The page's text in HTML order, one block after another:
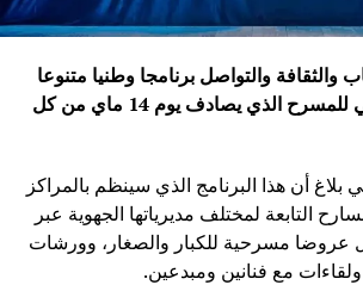
والتواصل برنامجا وطنيا متنوعا
احتفاء باليوم الوطني للمسرح الذي يصادف يوم 14 ماي من كل
أن هذا البرنامج الذي سينظم بالمراكز
التابعة لمختلف مديرياتها الجهوية عبر
عروضا مسرحية للكبار والصغار، وورشات
مع فنانين ومبدعين.